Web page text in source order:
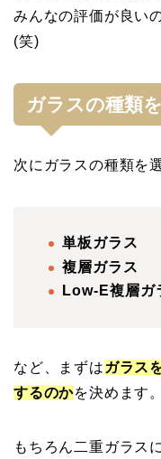
みんなの評価が良い
(笑)
ガラスの種類
次にガラスの種類を
単板ガラス
複層ガラス
Low-E複層ガ
など、まずはガラス
するのかを決めます。
もちろん二重ガラス